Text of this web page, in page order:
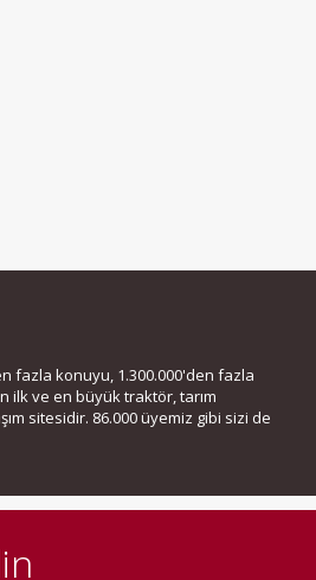
fazla konuyu, 1.300.000'den fazla
ilk ve en büyük traktör, tarım
sitesidir. 86.000 üyemiz gibi sizi de